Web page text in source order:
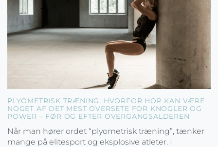
PLYOMETRISK TRÆNING: HVORFOR HOP KAN VÆRE
NOGET AF DET MEST OVERSETE FOR KNOGLER OG
POWER – FØR OG EFTER OVERGANGSALDEREN
Når man hører ordet “plyometrisk træning”, tænker
mange på elitesport og eksplosive atleter. I